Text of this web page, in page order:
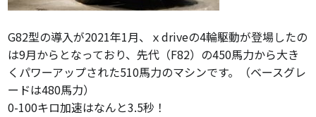
G82型の導入が2021年1月、ｘdriveの4輪駆動が登場したの
は9月からとなっており、先代（F82）の450馬力から大き
くパワーアップされた510馬力のマシンです。（ベースグレ
ードは480馬力）
0-100キロ加速はなんと3.5秒！